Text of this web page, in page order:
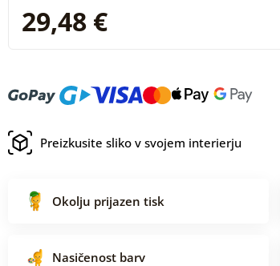
29,48 €
Preizkusite sliko v svojem interierju
Okolju prijazen tisk
Nasičenost barv